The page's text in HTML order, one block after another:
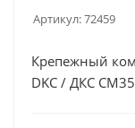
Артикул:72459
Крепежный
DKC / ДКС